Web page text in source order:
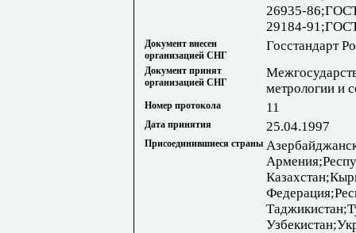
26935-
29184-
Документ внесен
организацией СНГ
Госстандарт
Документ принят
организацией СНГ
метрологии и
Номер протокола 11
Дата принятия 25.04.1997
Присоединившиеся страны